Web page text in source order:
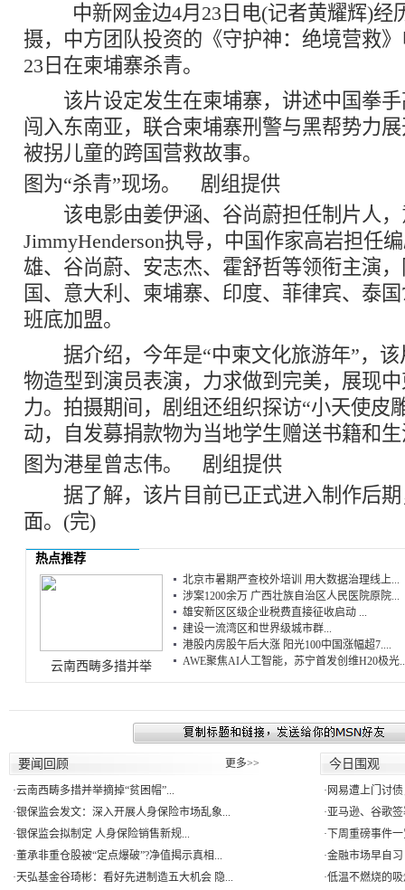
中新网金边4月23日电(记者黄耀辉)经
摄，中方团队投资的《守护神：绝境营救
23日在柬埔寨杀青。
该片设定发生在柬埔寨，讲述中国拳手
闯入东南亚，联合柬埔寨刑警与黑帮势力
被拐儿童的跨国营救故事。
图为“杀青”现场。 剧组提供
该电影由姜伊涵、谷尚蔚担任制片人，
JimmyHenderson执导，中国作家高岩担任
雄、谷尚蔚、安志杰、霍舒哲等领衔主演
国、意大利、柬埔寨、印度、菲律宾、泰
班底加盟。
据介绍，今年是“中柬文化旅游年”，该
物造型到演员表演，力求做到完美，展现
力。拍摄期间，剧组还组织探访“小天使皮
动，自发募捐款物为当地学生赠送书籍和
图为港星曾志伟。 剧组提供
据了解，该片目前已正式进入制作后期
面。(完)
热点推荐
云南西畴多措并举
北京市暑期严查校外培训 用大数据治理线上...
涉案1200余万 广西壮族自治区人民医院原院...
雄安新区区级企业税费直接征收启动 ...
建设一流湾区和世界级城市群...
港股内房股午后大涨 阳光100中国涨幅超7....
AWE聚焦AI人工智能，苏宁首发创维H20极光
要闻回顾 更多>>
·云南西畴多措并举摘掉“贫困帽”...
·银保监会发文：深入开展人身保险市场乱象...
·银保监会拟制定 人身保险销售新规...
·董承非重仓股被“定点爆破”?净值揭示真相...
·天弘基金谷琦彬：看好先进制造五大机会 隐...
今日围观
· 网易遭上门讨
·亚马逊、谷歌
· 下周重磅事件
·金融市场早自
·低温不燃烧的